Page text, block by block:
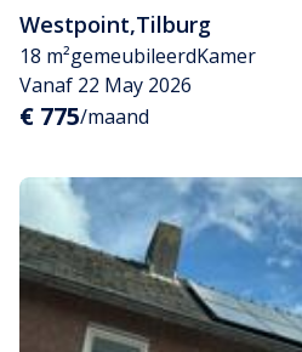
Westpoint,Tilburg
18 m²gemeubileerdKamer
Vanaf 22 May 2026
€ 775/maand